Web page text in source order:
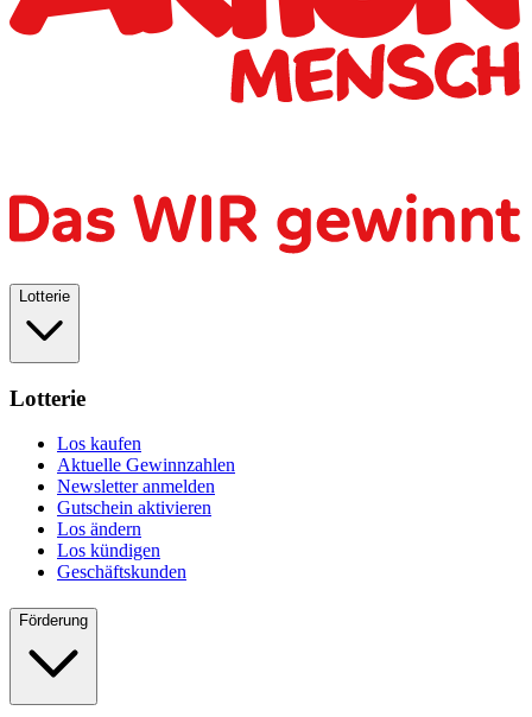
Lotterie
Lotterie
Los kaufen
Aktuelle Gewinnzahlen
Newsletter anmelden
Gutschein aktivieren
Los ändern
Los kündigen
Geschäftskunden
Förderung